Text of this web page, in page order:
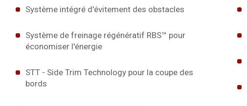
Système intégré d'évitement des obstacles
Système de freinage régénératif RBS™ pour
économiser l'énergie
STT - Side Trim Technology pour la coupe des
bords